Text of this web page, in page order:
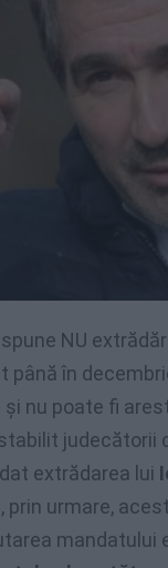
NU
până în
nu poate fi
judecătorii
extrădarea lui
urmare,
mandatului